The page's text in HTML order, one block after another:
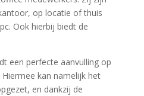
op locatie of thuis
Ook hierbij biedt de
een perfecte aanvulling op
kan namelijk het
en dankzij de